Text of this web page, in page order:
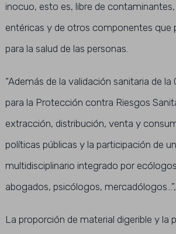
inocuo, esto es, libre de
entéricas y de otros componentes que
para la salud de las personas.
“Además de la validación sanitaria de la
para la Protección contra Riesgos
extracción, distribución, venta y
políticas públicas y la participación de
multidisciplinario integrado por
abogados, psicólogos,
La proporción de material digerible y la